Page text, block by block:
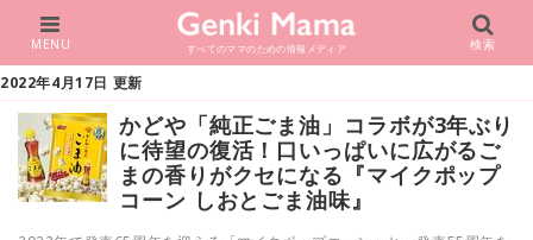
すべてのママのための情報メディア
MENU 検索
2022年4月17日 更新
かどや「純正ごま油」コラボが3年ぶり
に待望の復活！口いっぱいに広がるご
まの香りがクセになる『マイクポップ
コーン しおとごま油味』